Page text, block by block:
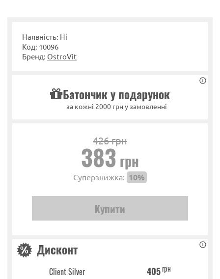
Дисконт
Client Silver 405грн
Батончик у подарунок
за кожні 2000 грн у замовленні
426 грн
383грн
Суперзнижка: 10%
Наявність: Ні
Код: 10096
Бренд: OstroVit